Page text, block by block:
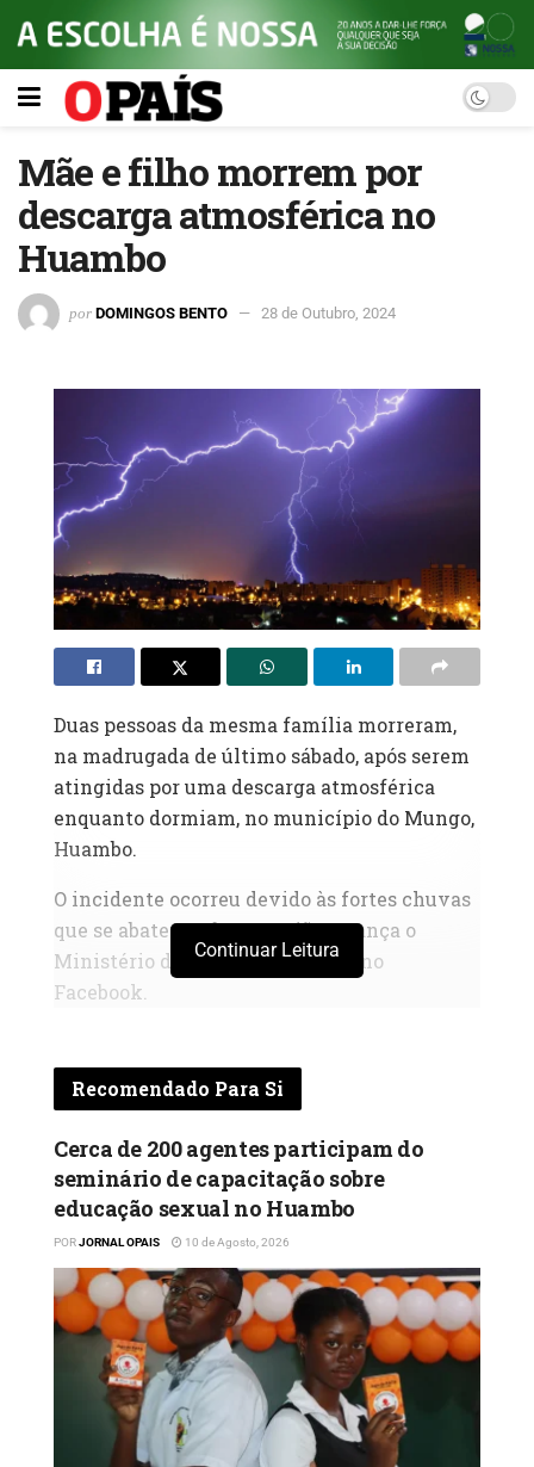
Mãe e filho morrem por
descarga atmosférica no
Huambo
por DOMINGOS BENTO 28 de Outubro, 2024
Duas pessoas da mesma família morreram,
na madrugada de último sábado, após serem
atingidas por uma descarga atmosférica
enquanto dormiam, no município do Mungo,
Huambo.
O incidente ocorreu devido às fortes chuvas
que se abatem sobre a região, avança o
Ministério do Interior (MININT) no
Facebook.
MININT na região, António Damião Neto, “a
descarga atingiu directamente a moradia
das vítimas, uma mulher de 55 anos e o filho
de 15, causando a morte imediata de ambos”.
Continuar Leitura
Recomendado Para Si
Cerca de 200 agentes participam do
seminário de capacitação sobre
educação sexual no Huambo
PORJORNAL OPAIS 10 de Agosto, 2026